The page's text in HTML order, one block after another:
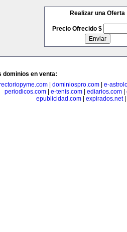
Realizar una Oferta
Precio Ofrecido $
dominios en venta:
| dominiospro.com| e-
periodicos.com| e-tenis.com| ediarios.com|
epublicidad.com
expirados.net|